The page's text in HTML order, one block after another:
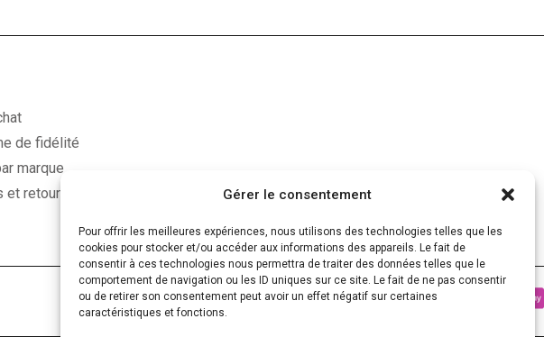
Gérer le consentement
Pour offrir les meilleures expériences, nous utilisons des technologies telles que les
cookies pour stocker et/ou accéder aux informations des appareils. Le fait de
consentir à ces technologies nous permettra de traiter des données telles que le
comportement de navigation ou les ID uniques sur ce site. Le fait de ne pas consentir
ou de retirer son consentement peut avoir un effet négatif sur certaines
caractéristiques et fonctions.
de fidélité
marque
et retours